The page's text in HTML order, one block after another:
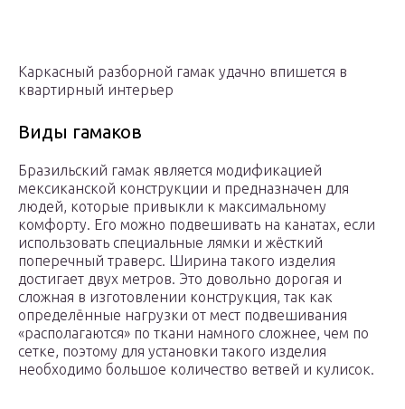
Каркасный разборной гамак удачно впишется в
квартирный интерьер
Виды гамаков
Бразильский гамак является модификацией
мексиканской конструкции и предназначен для
людей, которые привыкли к максимальному
комфорту. Его можно подвешивать на канатах, если
использовать специальные лямки и жёсткий
поперечный траверс. Ширина такого изделия
достигает двух метров. Это довольно дорогая и
сложная в изготовлении конструкция, так как
определённые нагрузки от мест подвешивания
«располагаются» по ткани намного сложнее, чем по
сетке, поэтому для установки такого изделия
необходимо большое количество ветвей и кулисок.